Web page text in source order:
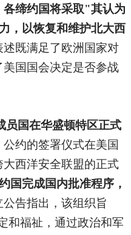
缔约国将采取"其认为
，以恢复和维护北大西
述既满足了欧洲国家对
国国会决定是否参战
员国在华盛顿特区正式
公约的签署仪式在美国
西洋安全联盟的正式
国完成国内批准程序，
告指出，该组织旨
和福祉，通过政治和军